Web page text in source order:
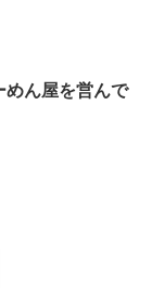
めん屋を営んで